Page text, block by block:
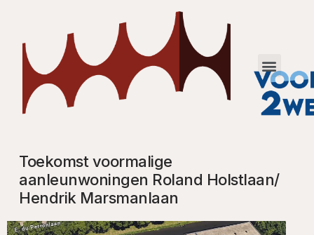
Toekomst voormalige
aanleunwoningen Roland Holstlaan/
Hendrik Marsmanlaan